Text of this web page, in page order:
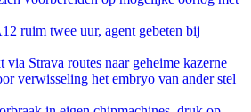
ruim twee uur, agent gebeten bij
Strava routes naar geheime kazerne
verwisseling het embryo van ander stel